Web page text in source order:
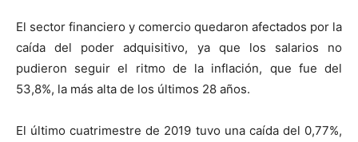
El sector financiero y comercio quedaron afectados por la
caída del poder adquisitivo, ya que los salarios no
pudieron seguir el ritmo de la inflación, que fue del
53,8%, la más alta de los últimos 28 años.
El último cuatrimestre de 2019 tuvo una caída del 0,77%,